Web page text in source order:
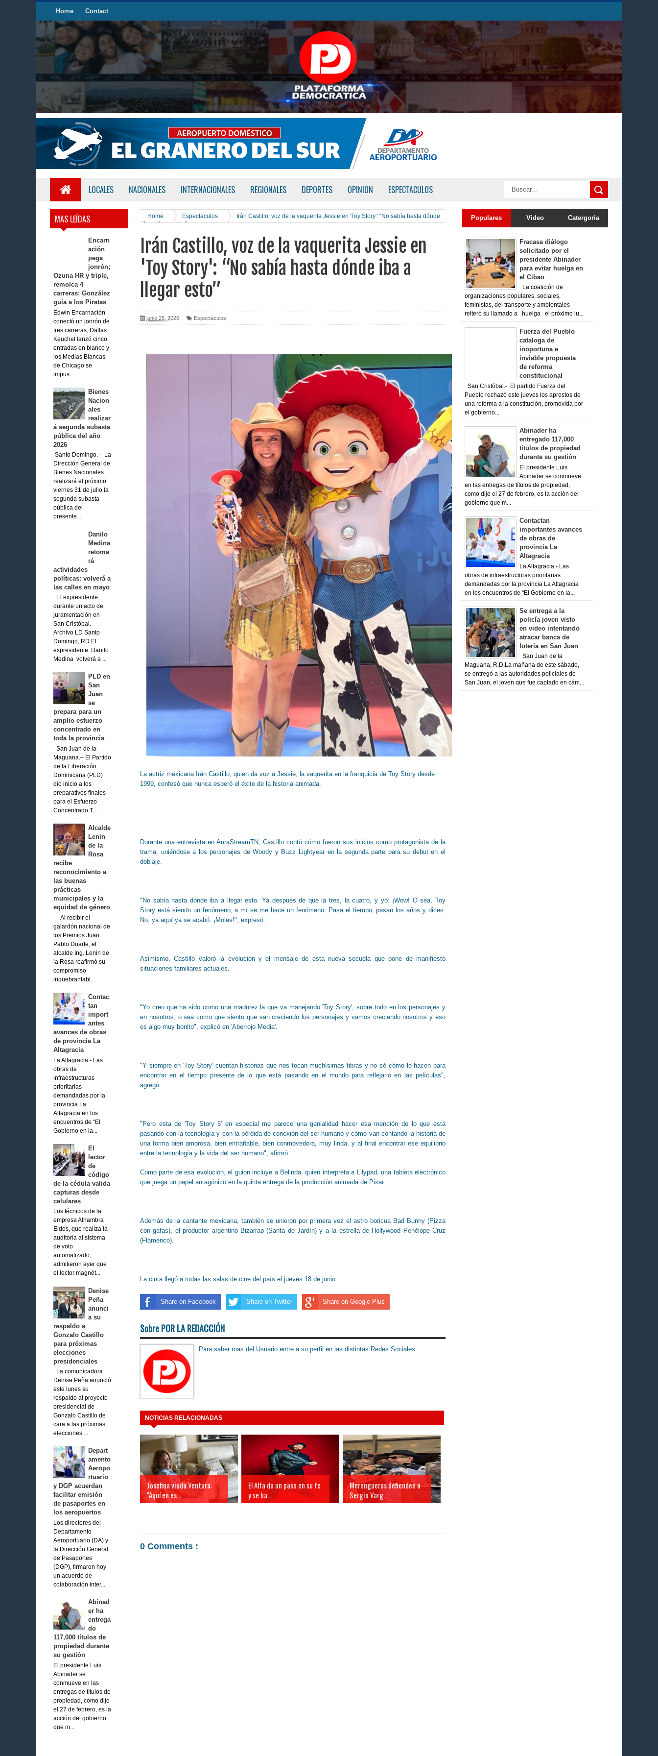
Home Contact
LOCALES NACIONALES INTERNACIONALES REGIONALES DEPORTES OPINION ESPECTACULOS
MAS LEÍDAS
Encarn
ación
pega
jonrón;
Ozuna HR y triple,
remolca 4
carreras; González
guía a los Piratas
Edwin Encarnación
conectó un jonrón de
tres carreras, Dallas
Keuchel lanzó cinco
entradas en blanco y
los Medias Blancas
de Chicago se
impus...
Bienes
Nacion
ales
realizar
á segunda subasta
pública del año
2026
Santo Domingo. – La
Dirección General de
Bienes Nacionales
realizará el próximo
viernes 31 de julio la
segunda subasta
pública del
presente...
Danilo
Medina
retoma
rá
actividades
políticas: volverá a
las calles en mayo
El expresidente
durante un acto de
juramentación en
San Cristóbal.
Archivo LD Santo
Domingo, RD El
expresidente Danilo
Medina volverá a ...
PLD en
San
Juan
se
prepara para un
amplio esfuerzo
concentrado en
toda la provincia
San Juan de la
Maguana.– El Partido
de la Liberación
Dominicana (PLD)
dio inicio a los
preparativos finales
para el Esfuerzo
Concentrado T...
Alcalde
Lenin
de la
Rosa
recibe
reconocimiento a
las buenas
prácticas
municipales y la
equidad de género
Al recibir el
galardón nacional de
los Premios Juan
Pablo Duarte, el
alcalde Ing. Lenin de
la Rosa reafirmó su
compromiso
inquebrantabl...
Contac
tan
import
antes
avances de obras
de provincia La
Altagracia
La Altagracia.- Las
obras de
infraestructuras
prioritarias
demandadas por la
provincia La
Altagracia en los
encuentros de “El
Gobierno en la...
El
lector
de
código
de la cédula valida
capturas desde
celulares
Los técnicos de la
empresa Alhambra
Eidos, que realiza la
auditoría al sistema
de voto
automatizado,
admitieron ayer que
el lector magnét...
Denise
Peña
anunci
a su
respaldo a
Gonzalo Castillo
para próximas
elecciones
presidenciales
La comunicadora
Denise Peña anunció
este lunes su
respaldo al proyecto
presidencial de
Gonzalo Castillo de
cara a las próximas
elecciones ...
Depart
amento
Aeropo
rtuario
y DGP acuerdan
facilitar emisión
de pasaportes en
los aeropuertos
Los directores del
Departamento
Aeroportuario (DA) y
la Dirección General
de Pasaportes
(DGP), firmaron hoy
un acuerdo de
colaboración inter...
Abinad
er ha
entrega
do
117,000 títulos de
propiedad durante
su gestión
El presidente Luis
Abinader se
conmueve en las
entregas de títulos de
propiedad, como dijo
el 27 de febrero, es la
acción del gobierno
que m...
Home Espectaculos
Irán Castillo, voz de la vaquerita Jessie en 'Toy Story': “No sabía hasta dónde
iba a llegar esto”
Irán Castillo, voz de la vaquerita Jessie en
'Toy Story': “No sabía hasta dónde iba a
llegar esto”
junio 25, 2026 Espectaculos
La actriz mexicana Irán Castillo, quien da voz a Jessie, la vaquerita en la franquicia de Toy Story desde
1999, confesó que nunca esperó el éxito de la historia animada.
Durante una entrevista en AuraStreamTN, Castillo contó cómo fueron sus inicios como protagonista de la
trama, uniéndose a los personajes de Woody y Buzz Lightyear en la segunda parte para su debut en el
doblaje.
"No sabía hasta dónde iba a llegar esto. Ya después de que la tres, la cuatro, y yo: ¡Wow! O sea, Toy
Story está siendo un fenómeno, a mí se me hace un fenómeno. Pasa el tiempo, pasan los años y dices:
No, ya aquí ya se acabó. ¡Moles!", expresó.
Asimismo, Castillo valoró la evolución y el mensaje de esta nueva secuela que pone de manifiesto
situaciones familiares actuales.
"Yo creo que ha sido como una madurez la que va manejando 'Toy Story', sobre todo en los personajes y
en nosotros, o sea como que siento que van creciendo los personajes y vamos creciendo nosotros y eso
es algo muy bonito", explicó en 'Aberrojo Media'.
"Y siempre en 'Toy Story' cuentan historias que nos tocan muchísimas fibras y no sé cómo le hacen para
encontrar en el tiempo presente de lo que está pasando en el mundo para reflejarlo en las películas",
agregó.
"Pero esta de 'Toy Story 5' en especial me parece una genialidad hacer esa mención de lo que está
pasando con la tecnología y con la pérdida de conexión del ser humano y cómo van contando la historia de
una forma bien amorosa, bien entrañable, bien conmovedora, muy linda, y al final encontrar ese equilibrio
entre la tecnología y la vida del ser humano", afirmó.
Como parte de esa evolución, el guion incluye a Belinda, quien interpreta a Lilypad, una tableta electrónico
que juega un papel antagónico en la quinta entrega de la producción animada de Pixar.
Además de la cantante mexicana, también se unieron por primera vez el astro boricua Bad Bunny (Pizza
con gafas), el productor argentino Bizarrap (Santa de Jardín) y a la estrella de Hollywood Penélope Cruz
(Flamenco).
La cinta llegó a todas las salas de cine del país el jueves 18 de junio.
Share on Facebook Share on Twitter Share on Google Plus
Sobre POR LA REDACCIÓN
Para saber mas del Usuario entre a su perfil en las distintas Redes Sociales.
NOTICIAS RELACIONADAS
Josefina viuda Ventura:
"Aquí en es...
El Alfa da un paso en su fe
y se ba...
Merengueros defienden a
Sergio Varg...
0 Comments :
Populares Video Catergoria
Fracasa diálogo
solicitado por el
presidente Abinader
para evitar huelga en
el Cibao
La coalición de
organizaciones populares, sociales,
feministas, del transporte y ambientales
reiteró su llamado a huelga el próximo lu...
Fuerza del Pueblo
cataloga de
inoportuna e
inviable propuesta
de reforma
constitucional
San Cristóbal.- El partido Fuerza del
Pueblo rechazó este jueves los aprestos de
una reforma a la constitución, promovida por
el gobierno...
Abinader ha
entregado 117,000
títulos de propiedad
durante su gestión
El presidente Luis
Abinader se conmueve
en las entregas de títulos de propiedad,
como dijo el 27 de febrero, es la acción del
gobierno que m...
Contactan
importantes avances
de obras de
provincia La
Altagracia
La Altagracia.- Las
obras de infraestructuras prioritarias
demandadas por la provincia La Altagracia
en los encuentros de “El Gobierno en la...
Se entrega a la
policía joven visto
en video intentando
atracar banca de
lotería en San Juan
San Juan de la
Maguana, R.D.La mañana de este sábado,
se entregó a las autoridades policiales de
San Juan, el joven que fue captado en cám...